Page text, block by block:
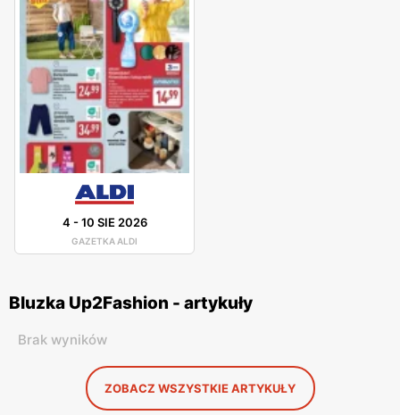
4 -10 SIE 2026
GAZETKA ALDI
Bluzka Up2Fashion - artykuły
Brak wyników
ZOBACZ WSZYSTKIE ARTYKUŁY